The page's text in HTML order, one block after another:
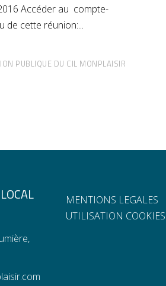
Accéder au compte-
de cette réunion:
PUBLIQUE DU CIL MONPLAISIR
MENTIONS LEGALES
UTILISATION COOKIES